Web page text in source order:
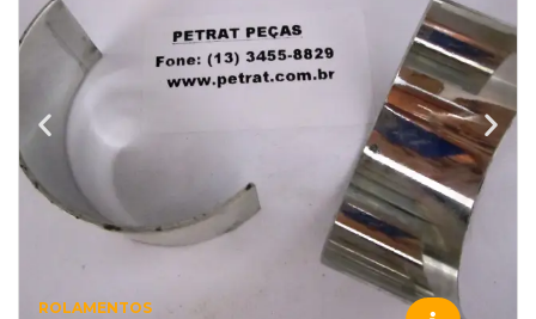
ROLAMENTOS